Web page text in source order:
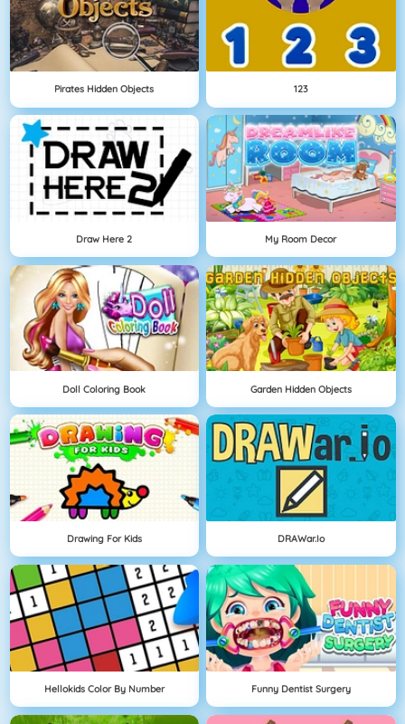
Pirates Hidden Objects 123
Draw Here 2 My Room Decor
Doll Coloring Book Garden Hidden Objects
Drawing For Kids DRAWar.io
Hellokids Color By Number Funny Dentist Surgery